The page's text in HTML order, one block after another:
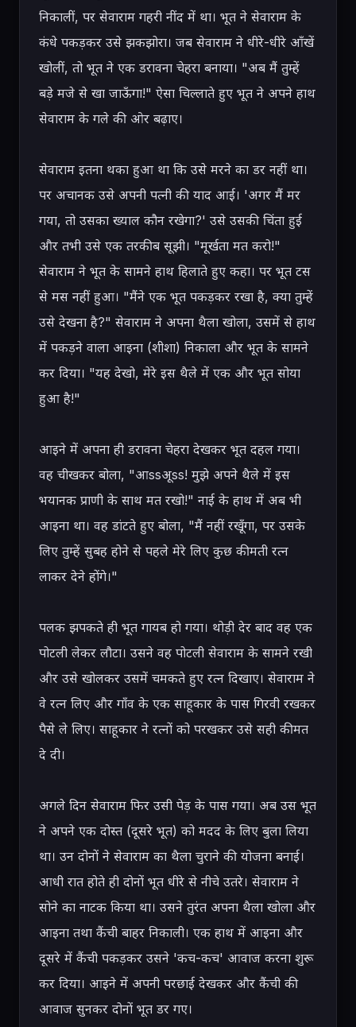
निकालीं, पर सेवाराम गहरी नींद में था। भूत ने सेवाराम के
कंधे पकड़कर उसे झकझोरा। जब सेवाराम ने धीरे-धीरे आँखें
खोलीं, तो भूत ने एक डरावना चेहरा बनाया। "अब मैं तुम्हें
बड़े मजे से खा जाऊँगा!" ऐसा चिल्लाते हुए भूत ने अपने हाथ
सेवाराम के गले की ओर बढ़ाए।
सेवाराम इतना थका हुआ था कि उसे मरने का डर नहीं था।
पर अचानक उसे अपनी पत्नी की याद आई। 'अगर मैं मर
गया, तो उसका ख्याल कौन रखेगा?' उसे उसकी चिंता हुई
और तभी उसे एक तरकीब सूझी। "मूर्खता मत करो!"
सेवाराम ने भूत के सामने हाथ हिलाते हुए कहा। पर भूत टस
से मस नहीं हुआ। "मैंने एक भूत पकड़कर रखा है, क्या तुम्हें
उसे देखना है?" सेवाराम ने अपना थैला खोला, उसमें से हाथ
में पकड़ने वाला आइना (शीशा) निकाला और भूत के सामने
कर दिया। "यह देखो, मेरे इस थैले में एक और भूत सोया
हुआ है!"
आइने में अपना ही डरावना चेहरा देखकर भूत दहल गया।
वह चीखकर बोला, "आssअूss! मुझे अपने थैले में इस
भयानक प्राणी के साथ मत रखो!" नाई के हाथ में अब भी
आइना था। वह डांटते हुए बोला, "मैं नहीं रखूँगा, पर उसके
लिए तुम्हें सुबह होने से पहले मेरे लिए कुछ कीमती रत्न
लाकर देने होंगे।"
पलक झपकते ही भूत गायब हो गया। थोड़ी देर बाद वह एक
पोटली लेकर लौटा। उसने वह पोटली सेवाराम के सामने रखी
और उसे खोलकर उसमें चमकते हुए रत्न दिखाए। सेवाराम ने
वे रत्न लिए और गाँव के एक साहूकार के पास गिरवी रखकर
पैसे ले लिए। साहूकार ने रत्नों को परखकर उसे सही कीमत
दे दी।
अगले दिन सेवाराम फिर उसी पेड़ के पास गया। अब उस भूत
ने अपने एक दोस्त (दूसरे भूत) को मदद के लिए बुला लिया
था। उन दोनों ने सेवाराम का थैला चुराने की योजना बनाई।
आधी रात होते ही दोनों भूत धीरे से नीचे उतरे। सेवाराम ने
सोने का नाटक किया था। उसने तुरंत अपना थैला खोला और
आइना तथा कैंची बाहर निकाली। एक हाथ में आइना और
दूसरे में कैंची पकड़कर उसने 'कच-कच' आवाज करना शुरू
कर दिया। आइने में अपनी परछाई देखकर और कैंची की
आवाज सुनकर दोनों भूत डर गए।